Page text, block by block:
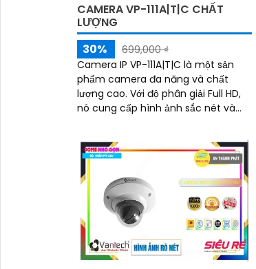
CAMERA VP-111A|T|C CHẤT
LƯỢNG
30%
699,000 ₫
Camera IP VP-111A|T|C là một sản
phẩm camera đa năng và chất
lượng cao. Với độ phân giải Full HD,
nó cung cấp hình ảnh sắc nét và